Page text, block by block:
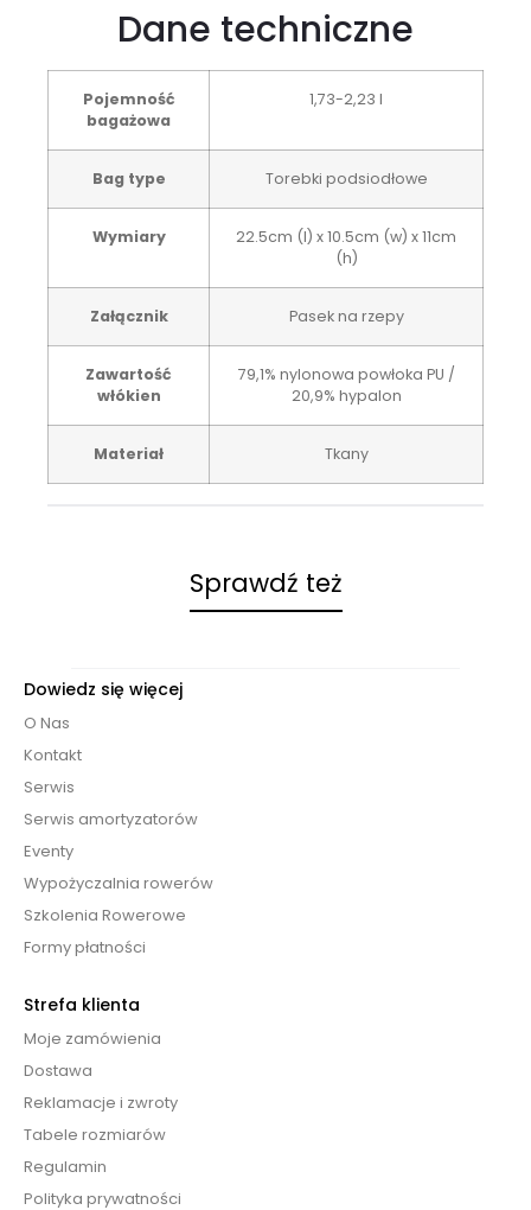
Dane techniczne
Pojemność
bagażowa
1,73-2,23 l
Bag type Torebki podsiodłowe
Wymiary
22.5cm (l) x 10.5cm (w) x 11cm
(h)
Załącznik Pasek na rzepy
Zawartość
włókien
79,1% nylonowa powłoka PU /
20,9% hypalon
Materiał Tkany
Sprawdź też
Dowiedz się więcej
O Nas
Kontakt
Serwis
Serwis amortyzatorów
Eventy
Wypożyczalnia rowerów
Szkolenia Rowerowe
Formy płatności
Strefa klienta
Moje zamówienia
Dostawa
Reklamacje i zwroty
Tabele rozmiarów
Regulamin
Polityka prywatności